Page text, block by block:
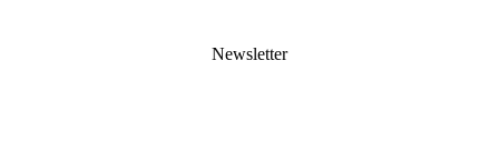
Newsletter